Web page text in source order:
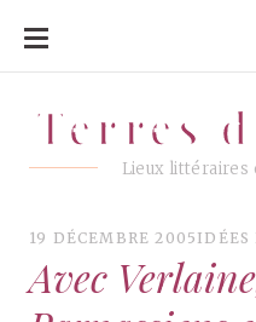
ALLER
CONTENU
Terres
Lieux littéraires
Terres
19 DÉCEMBRE 2005 IDÉES
Avec